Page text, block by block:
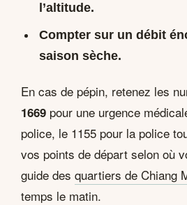
l’altitude.
Compter sur un débit
saison sèche.
En cas de pépin, retenez les
1669 pour une urgence
police, le 1155 pour la police
vos points de départ selon où
guide des quartiers de Chiang
temps le matin.